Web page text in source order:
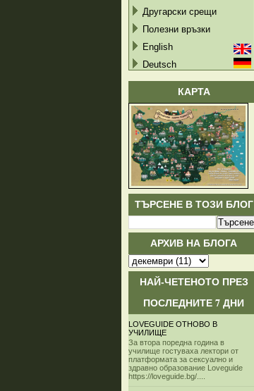
Другарски срещи
Полезни връзки
English
Deutsch
КАРТА
ТЪРСЕНЕ В ТОЗИ БЛОГ
АРХИВ НА БЛОГА
НАЙ-ЧЕТЕНОТО ПРЕЗ
ПОСЛЕДНИТЕ 7 ДНИ
LOVEGUIDE ОТНОВО В
УЧИЛИЩЕ
За втора поредна година в
училище гостуваха лектори от
платформата за сексуално и
здравно образование Loveguide
https://loveguide.bg/....